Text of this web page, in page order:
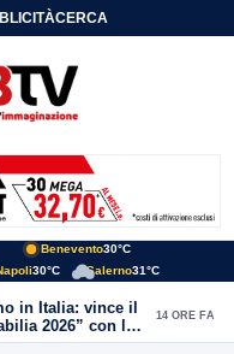
CERCA
Benevento30°C
30°C Salerno31°C
in Italia: vince il
2026” con la
del Sannio
14 ORE FA